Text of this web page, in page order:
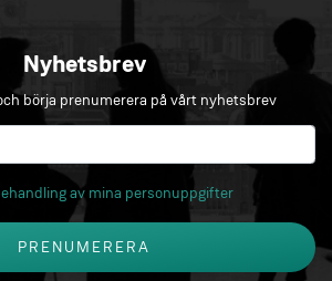
Nyhetsbrev
börja prenumerera på vårt nyhetsbrev
av mina personuppgifter